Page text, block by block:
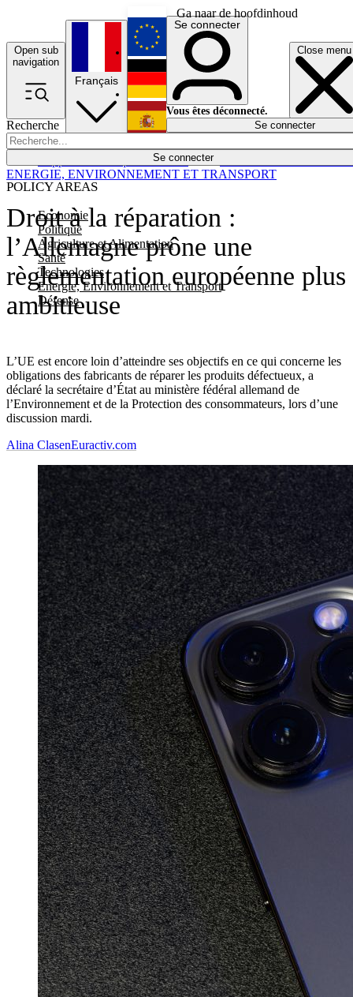
Ga naar de hoofdinhoud
Open sub
navigation
Close menu
Recherche
Se connecter
POLICY AREAS
Economie
Politique
Agriculture et Alimentation
Santé
Technologies
Energie, Environnement et Transport
Défense
Économie
Français
English
Deutsch
Español
Se connecter
Vous êtes déconnecté.
Se connecter
Droit à la réparation :
l’Allemagne prône une
règlementation européenne plus
ambitieuse
L’UE est encore loin d’atteindre ses objectifs en ce qui concerne les
obligations des fabricants de réparer les produits défectueux, a
déclaré la secrétaire d’État au ministère fédéral allemand de
l’Environnement et de la Protection des consommateurs, lors d’une
discussion mardi.
ENERGIE, ENVIRONNEMENT ET TRANSPORT
Alina ClasenEuractiv.com